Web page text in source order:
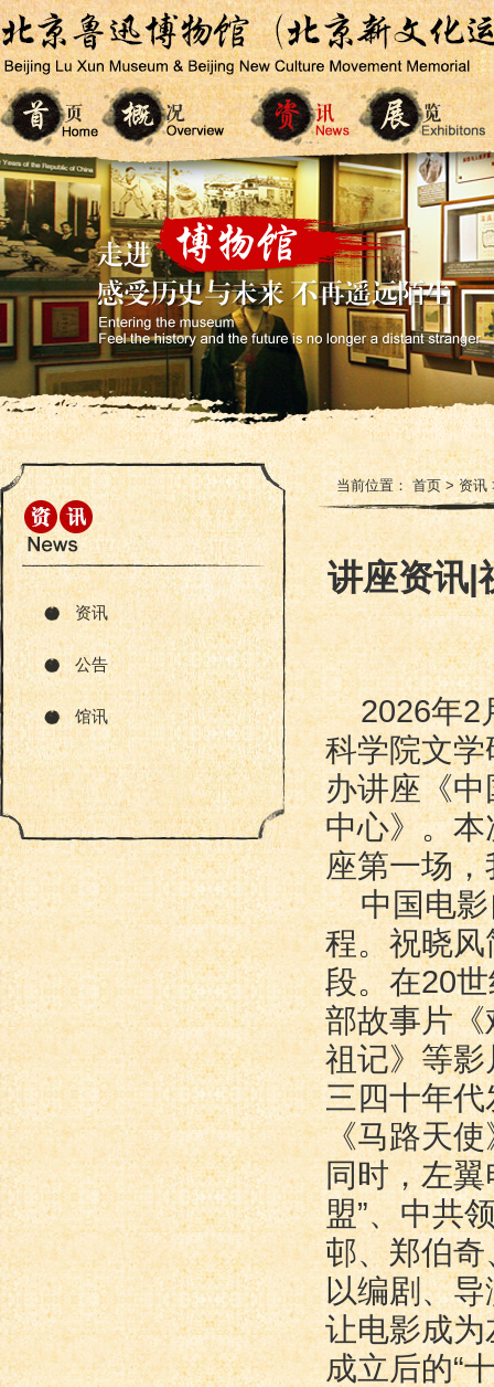
资讯
公告
馆讯
当前位置：首页>资讯
讲座资讯
2026年2
科学院文
办讲座《
中心》。本
座第一场
中国电
程。祝晓
段。在20
部故事片
祖记》等
三四十年
《马路天
同时，左翼
盟”、中共
邨、郑伯
以编剧、
让电影成
成立后的“